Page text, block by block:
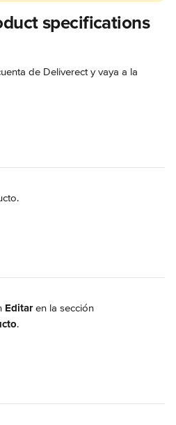
specifications
de Deliverect y vaya a la
Editar en la sección
.